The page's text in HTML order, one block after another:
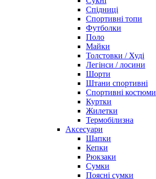
Спідниці
Спортивні топи
Футболки
Поло
Майки
Толстовки / Худі
Легінси / лосини
Шорти
Штани спортивні
Спортивні костюми
Куртки
Жилетки
Термобілизна
Аксесуари
Шапки
Кепки
Рюкзаки
Сумки
Поясні сумки